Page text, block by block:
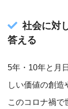
社会に対
答える
5年・10年と月
しい価値の創造
このコロナ禍で